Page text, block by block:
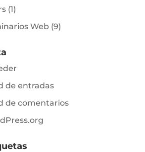
(1)
Web(9)
de entradas
de comentarios